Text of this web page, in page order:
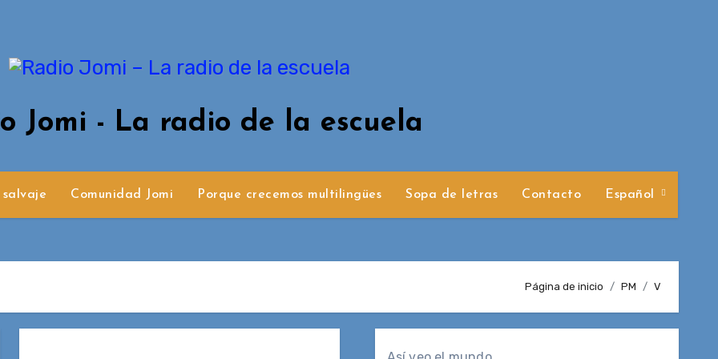
Jomi - La radio de la escuela
salvaje Comunidad Jomi Porque crecemos multilingües Sopa de letras Contacto Español
Página de inicio PM V